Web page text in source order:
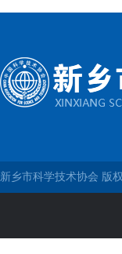
新乡市科学技术协会 版